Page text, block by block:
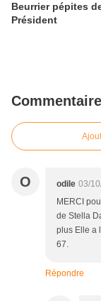
Beurrier pépites
Président
O odile 03/
MERCI
de Stella
plus Elle a
67.
Répondre